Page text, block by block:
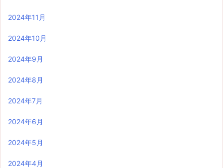
2024年11月
2024年10月
2024年9月
2024年8月
2024年7月
2024年6月
2024年5月
2024年4月